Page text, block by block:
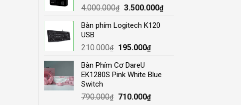
4.000.000₫ Original
was:
3.500.000₫Current
Bàn phím Logitech K120
USB
210.000₫
Original
was:
210.000₫.
195.000₫Current
195.000₫.
Bàn Phím Cơ DareU
EK1280S Pink White Blue
Switch
790.000₫
Original
710.000₫Current